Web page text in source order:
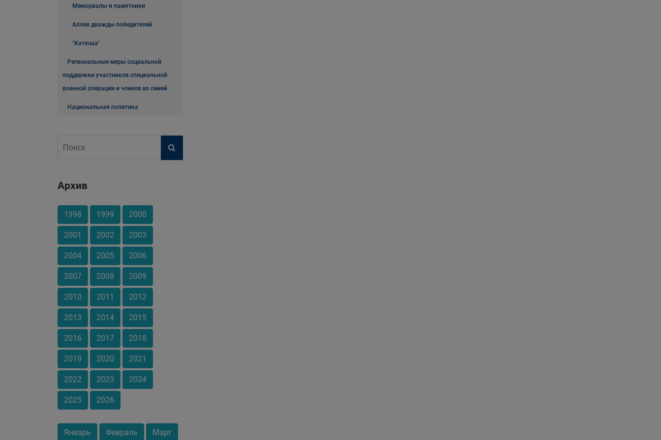
Мемориалы и памятники
Аллея дважды победителей
"Катюша"
Региональные меры социальной
поддержки участников специальной
военной операции и членов их семей
Национальная политика
Архив
1998 1999 2000
2001 2002 2003
2004 2005 2006
2007 2008 2009
2010 2011 2012
2013 2014 2015
2016 2017 2018
2019 2020 2021
2022 2023 2024
2025 2026
Январь Февраль Март